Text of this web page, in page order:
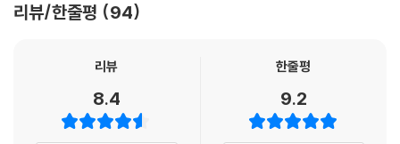
금의 당신의 빛날 수 있는 것이니 더 이상 자책하지 말라고.
대부분의 파도는 방파제를 넘지 못한다.
그건 더 큰 방파제를 쌓지 않은 내 탓이 아니라
어떤 방파제라도 넘겼을 아주 큰 파도의 탓일 것이다.
리뷰/한줄평 94
리뷰
8.4
한줄평
9.2